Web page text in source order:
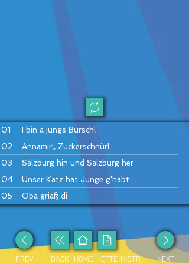
01
I bin a jungs Bürschl
02
Annamirl, Zuckerschnürl
03
Salzburg hin und Salzburg her
04
Unser Katz hat Junge g'habt
05
Oba griaß di
Do drob'n aufm Bergerl
08
Hans bleib da
Drah di um
PREV HEFTE
BACK INSTR
HOME NEXT